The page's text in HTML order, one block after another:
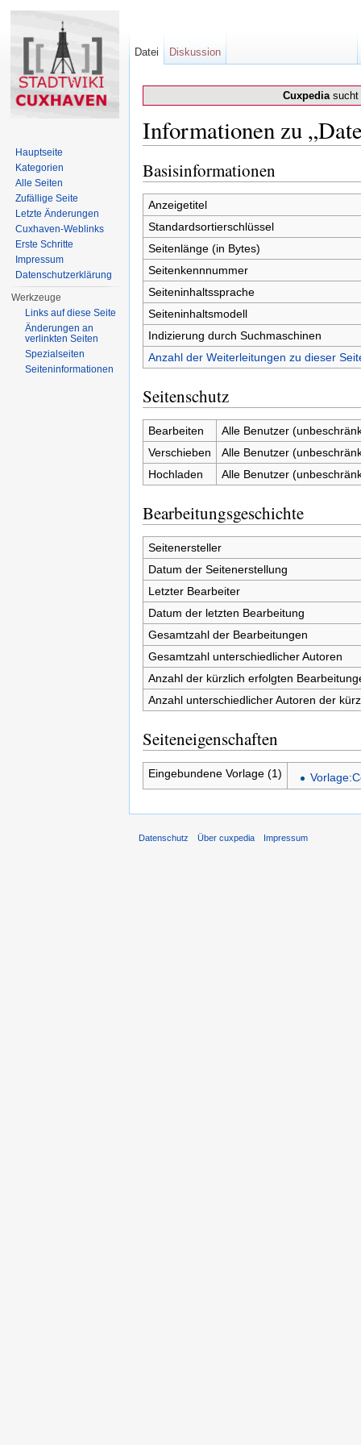
Cuxpediasucht
Informationen zu
Basisinformationen
Anzeigetitel
Standardsortierschlüssel
Seitenlänge (in Bytes)
Seitenkennnummer
Seiteninhaltssprache
Seiteninhaltsmodell
Indizierung durch Suchmaschinen
Anzahl der Weiterleitungen zu dieser
Seitenschutz
Bearbeiten
Alle Benutzer
Verschieben
Alle Benutzer
Hochladen
Alle Benutzer
Bearbeitungsgeschichte
Seitenersteller
Datum der Seitenerstellung
Letzter Bearbeiter
Datum der letzten Bearbeitung
Gesamtzahl der Bearbeitungen
Gesamtzahl unterschiedlicher Autoren
Anzahl der kürzlich erfolgten
Anzahl unterschiedlicher Autoren der
Seiteneigenschaften
Eingebundene Vorlage (1)
Datei Diskussion
Hauptseite
Kategorien
Alle Seiten
Zufällige Seite
Letzte Änderungen
Cuxhaven-Weblinks
Erste Schritte
Impressum
Datenschutzerklärung
Werkzeuge
Links auf diese Seite
Änderungen an
verlinkten Seiten
Spezialseiten
Seiten­informationen
Datenschutz Über cuxpedia Impressum